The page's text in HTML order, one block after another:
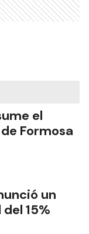
el
Formosa
un
15%